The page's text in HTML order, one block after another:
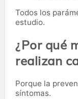
Todos los
estudio.
¿Por qué
realizan
Porque la
síntomas.